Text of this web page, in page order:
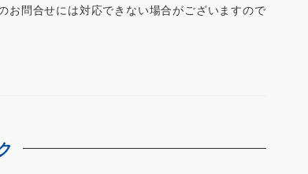
問合せには対応できない場合がございますので